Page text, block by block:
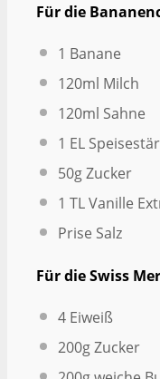
Für die
1 Banane
120ml Milch
120ml Sahne
1 EL
50gZucker
1 TL Vanille
Prise Salz
Für die Swiss
4 Eiweiß
200gZucker